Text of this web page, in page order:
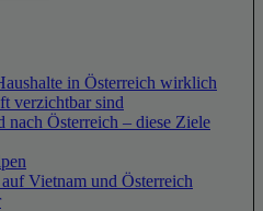
in Österreich wirklich
verzichtbar sind
Österreich – diese Ziele
Vietnam und Österreich